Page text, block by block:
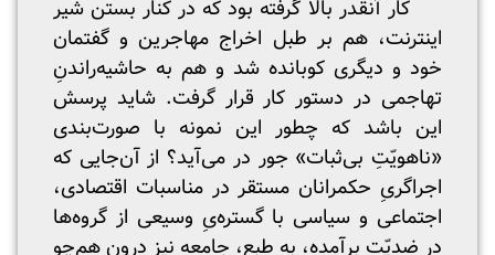
کار آنقدر بالا گرفته بود که در کنار بستن شیر
اینترنت، هم بر طبل اخراج مهاجرین و گفتمان
خود و دیگری کوبانده شد و هم به حاشیه‌راندنِ
تهاجمی در دستور کار قرار گرفت. شاید پرسش
این باشد که چطور این نمونه با صورت‌بندی
«ناهویّتِ بی‌‌ثبات» جور در می‌آید؟ از آن‌جایی که
اجراگریِ حکمرانان مستقر در مناسبات اقتصادی،
اجتماعی و سیاسی با گستره‌یِ وسیعی از گروه‌ها
در ضدیّت برآمده، به طبع، جامعه نیز درون هم‌چو